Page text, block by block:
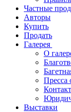
Частные
Авторы
Купить
Продать
Галерея
О
Пресса
Выставки